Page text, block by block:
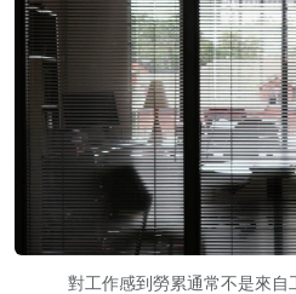
對工作感到勞累通常不是來自